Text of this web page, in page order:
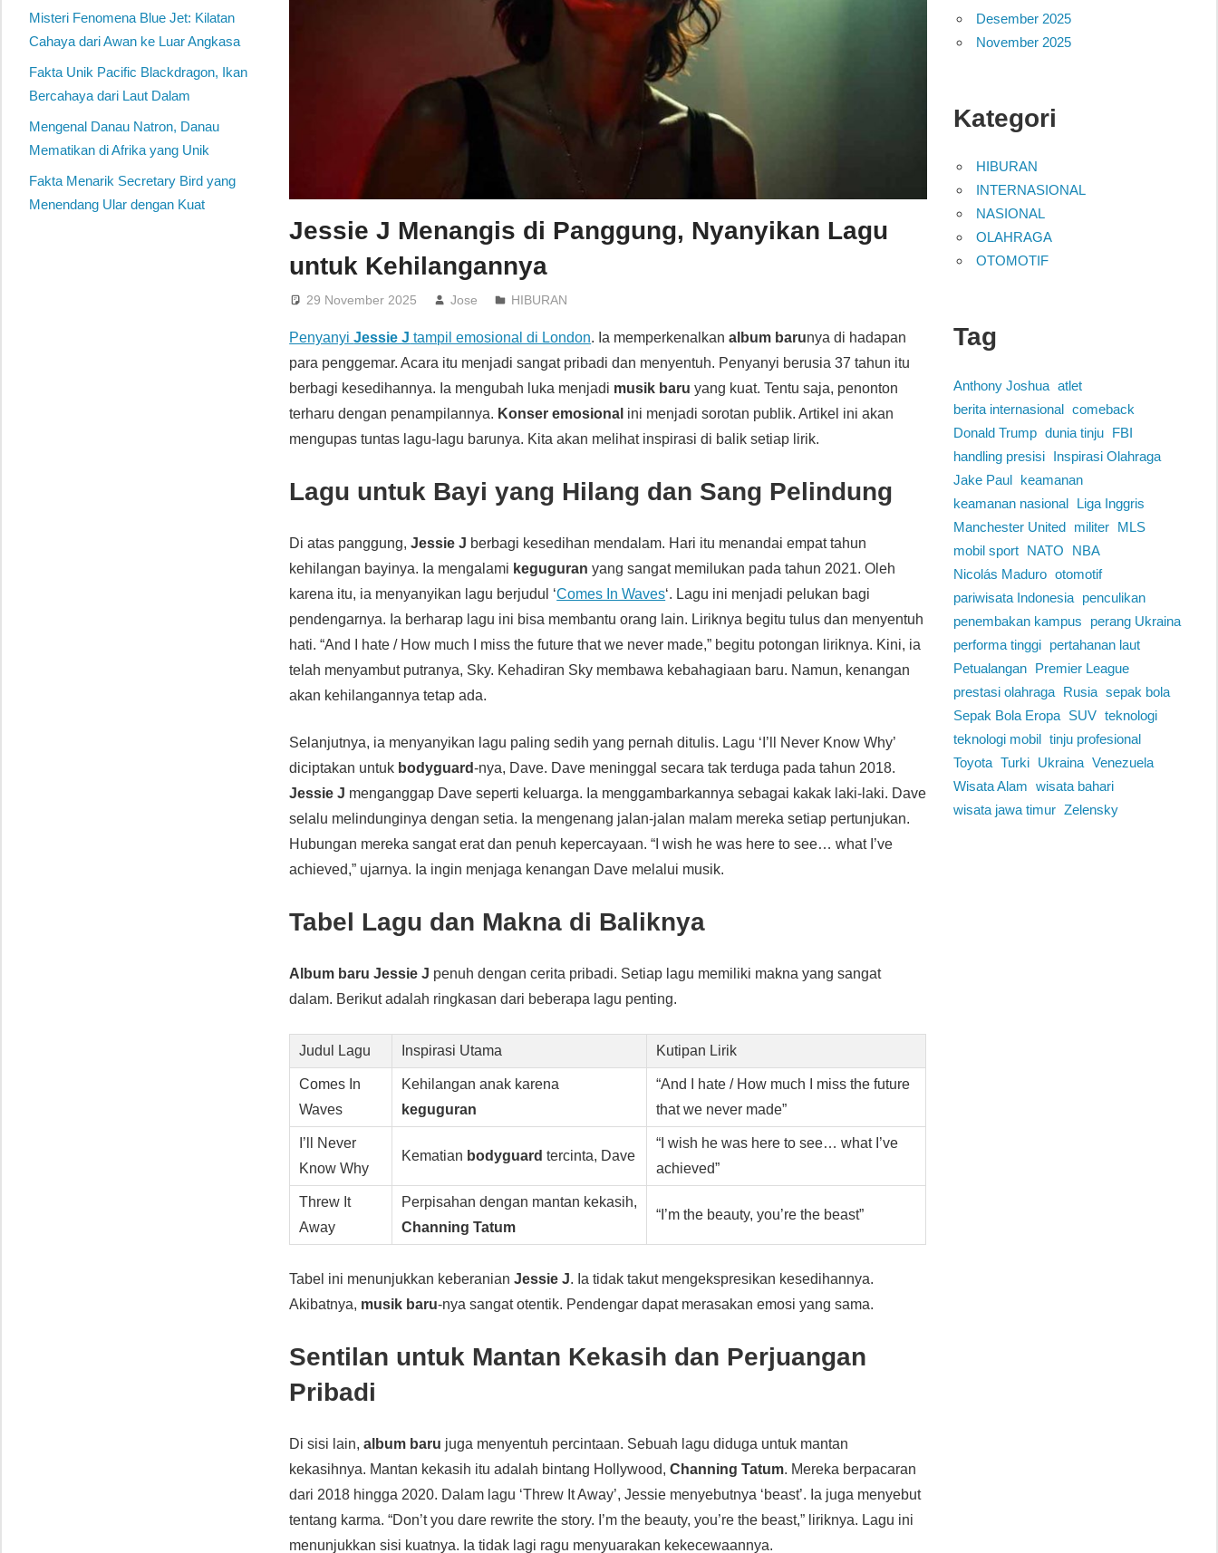
Jessie J Menangis di Panggung, Nyanyikan Lagu
untuk Kehilangannya
29 November 2025 Jose HIBURAN
PenyanyiJessie J tampil emosional di London. Ia memperkenalkanalbum barunya di hadapan
para penggemar. Acara itu menjadi sangat pribadi dan menyentuh. Penyanyi berusia 37 tahun itu
berbagi kesedihannya. Ia mengubah luka menjadi musik baru yang kuat. Tentu saja, penonton
terharu dengan penampilannya. Konser emosional ini menjadi sorotan publik. Artikel ini akan
mengupas tuntas lagu-lagu barunya. Kita akan melihat inspirasi di balik setiap lirik.
Lagu untuk Bayi yang Hilang dan Sang Pelindung
Di atas panggung,Jessie J berbagi kesedihan mendalam. Hari itu menandai empat tahun
kehilangan bayinya. Ia mengalami keguguran yang sangat memilukan pada tahun 2021. Oleh
karena itu, ia menyanyikan lagu berjudul ‘Comes In Waves‘. Lagu ini menjadi pelukan bagi
pendengarnya. Ia berharap lagu ini bisa membantu orang lain. Liriknya begitu tulus dan menyentuh
hati. “And I hate / How much I miss the future that we never made,” begitu potongan liriknya. Kini, ia
telah menyambut putranya, Sky. Kehadiran Sky membawa kebahagiaan baru. Namun, kenangan
akan kehilangannya tetap ada.
Selanjutnya, ia menyanyikan lagu paling sedih yang pernah ditulis. Lagu ‘I’ll Never Know Why’
diciptakan untuk bodyguard-nya, Dave. Dave meninggal secara tak terduga pada tahun 2018.
Jessie J menganggap Dave seperti keluarga. Ia menggambarkannya sebagai kakak laki-laki. Dave
selalu melindunginya dengan setia. Ia mengenang jalan-jalan malam mereka setiap pertunjukan.
Hubungan mereka sangat erat dan penuh kepercayaan. “I wish he was here to see… what I’ve
achieved,” ujarnya. Ia ingin menjaga kenangan Dave melalui musik.
Tabel Lagu dan Makna di Baliknya
Album baru Jessie J penuh dengan cerita pribadi. Setiap lagu memiliki makna yang sangat
dalam. Berikut adalah ringkasan dari beberapa lagu penting.
Judul Lagu Inspirasi Utama Kutipan Lirik
Comes In
Waves
Kehilangan anak karena
keguguran
“And I hate / How much I miss the future
that we never made”
I’ll Never
Know Why
Kematian bodyguard tercinta, Dave
“I wish he was here to see… what I’ve
achieved”
Threw It
Away
Perpisahan dengan mantan kekasih,
Channing Tatum
“I’m the beauty, you’re the beast”
Tabel ini menunjukkan keberanianJessie J. Ia tidak takut mengekspresikan kesedihannya.
Akibatnya, musik baru-nya sangat otentik. Pendengar dapat merasakan emosi yang sama.
Sentilan untuk Mantan Kekasih dan Perjuangan
Pribadi
Di sisi lain,album baru juga menyentuh percintaan. Sebuah lagu diduga untuk mantan
kekasihnya. Mantan kekasih itu adalah bintang Hollywood,Channing Tatum. Mereka berpacaran
dari 2018 hingga 2020. Dalam lagu ‘Threw It Away’, Jessie menyebutnya ‘beast’. Ia juga menyebut
tentang karma. “Don’t you dare rewrite the story. I’m the beauty, you’re the beast,” liriknya. Lagu ini
menunjukkan sisi kuatnya. Ia tidak lagi ragu menyuarakan kekecewaannya.
Misteri Fenomena Blue Jet: Kilatan
Cahaya dari Awan ke Luar Angkasa
Fakta Unik Pacific Blackdragon, Ikan
Bercahaya dari Laut Dalam
Mengenal Danau Natron, Danau
Mematikan di Afrika yang Unik
Fakta Menarik Secretary Bird yang
Menendang Ular dengan Kuat
Desember 2025
November 2025
Kategori
HIBURAN
INTERNASIONAL
NASIONAL
OLAHRAGA
OTOMOTIF
Tag
Anthony Joshua atlet
berita internasional comeback
Donald Trump dunia tinju
FBI
handling presisi
Inspirasi Olahraga
Jake Paul
keamanan
keamanan nasional
Liga Inggris
Manchester United
militer
MLS
mobil sport
NATO
NBA
Nicolás Maduro otomotif
pariwisata Indonesia
penculikan
penembakan kampus
perang Ukraina
performa tinggi
pertahanan laut
Petualangan
Premier League
prestasi olahraga
Rusia sepak bola
Sepak Bola Eropa
SUV teknologi
teknologi mobil tinju profesional
Toyota Turki Ukraina Venezuela
Wisata Alam wisata bahari
wisata jawa timur Zelensky